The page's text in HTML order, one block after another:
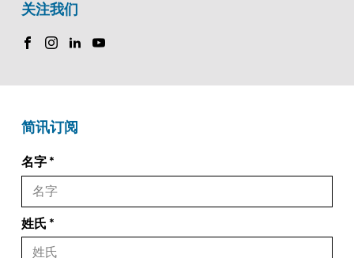
关注我们
简讯订阅
名字
姓氏